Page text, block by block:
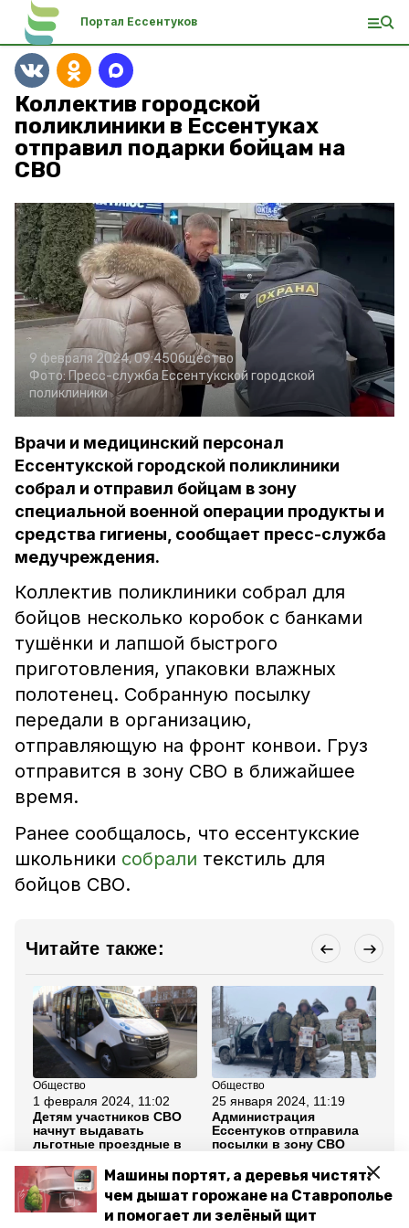
Машины портят, а деревья чистят:
чем дышат горожане на Ставрополье
и помогает ли зелёный щит
Портал Ессентуков
Коллектив городской
поликлиники в Ессентуках
отправил подарки бойцам на
СВО
9 февраля 2024, 09:45Общество
Фото:Пресс-служба Ессентукской городской
поликлиники
Врачи и медицинский персонал
Ессентукской городской поликлиники
собрал и отправил бойцам в зону
специальной военной операции продукты и
средства гигиены, сообщает пресс-служба
медучреждения.
Коллектив поликлиники собрал для
бойцов несколько коробок с банками
тушёнки и лапшой быстрого
приготовления, упаковки влажных
полотенец. Собранную посылку
передали в организацию,
отправляющую на фронт конвои. Груз
отправится в зону СВО в ближайшее
время.
Ранее сообщалось, что ессентукские
школьники собрали текстиль для
бойцов СВО.
Читайте также:
Общество
1 февраля 2024, 11:02
Детям участников СВО
начнут выдавать
льготные проездные в
Общество
25 января 2024, 11:19
Администрация
Ессентуков отправила
посылки в зону СВО
Все новости